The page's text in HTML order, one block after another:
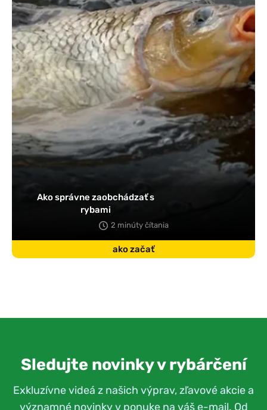
ako začať
Ako správne zaobchádzať s
rybami
2 minúty čítania
Sledujte novinky v rybárčení
Exkluzívne videá z našich výprav, zľavové akcie a
významné novinky v ponuke na váš e-mail. Od